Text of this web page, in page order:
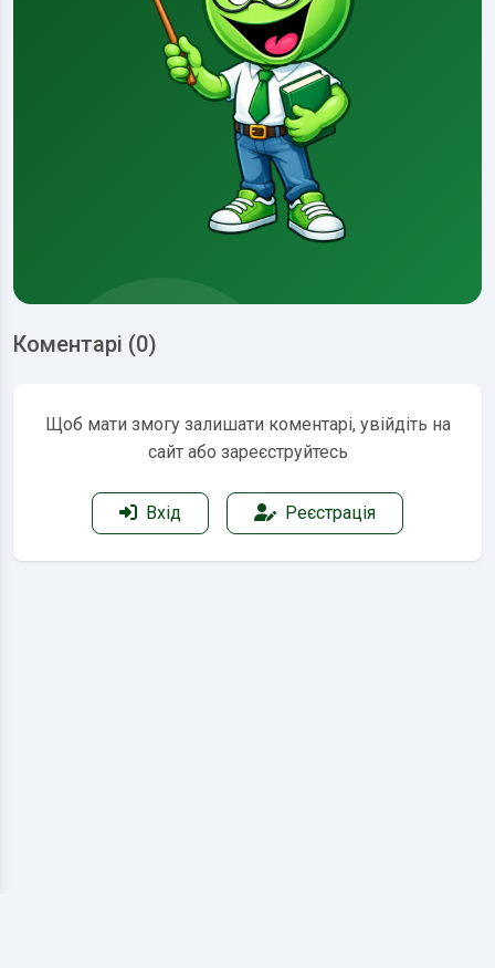
Коментарі (0)
Щоб мати змогу залишати коментарі, увійдіть на
сайт або зареєструйтесь
Вхід Реєстрація